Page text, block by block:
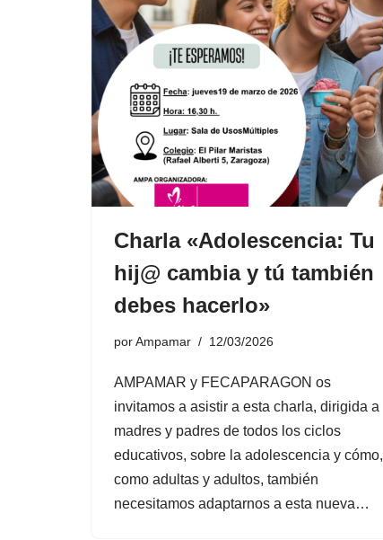
Charla «Adolescencia: Tu
hij@ cambia y tú también
debes hacerlo»
porAmpamar 12/03/2026
AMPAMAR y FECAPARAGON os
invitamos a asistir a esta charla, dirigida a
madres y padres de todos los ciclos
educativos, sobre la adolescencia y cómo,
como adultas y adultos, también
necesitamos adaptarnos a esta nueva…